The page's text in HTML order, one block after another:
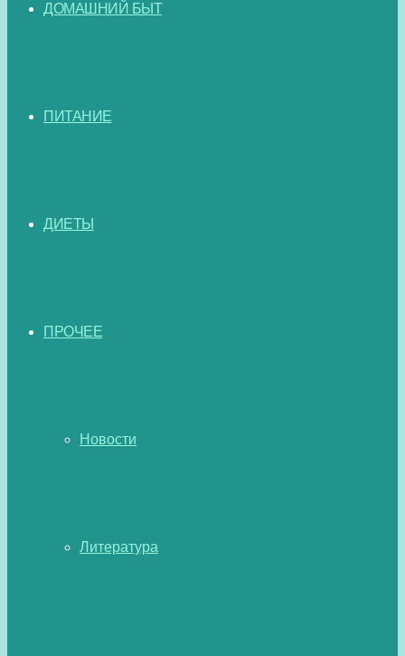
ДОМАШНИЙ БЫТ
ПИТАНИЕ
ДИЕТЫ
ПРОЧЕЕ
Новости
Литература